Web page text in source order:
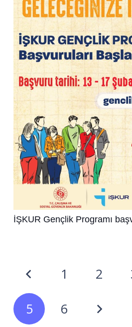
İŞKUR Gençlik Programı
1 2
5 6